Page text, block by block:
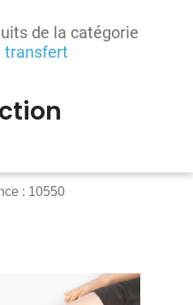
de la catégorie
transfert
: 10550